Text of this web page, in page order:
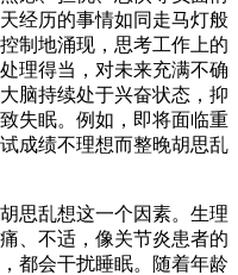
经历的事情如同走马灯般
制地涌现，思考工作上的
理得当，对未来充满不确
脑持续处于兴奋状态，抑
失眠。例如，即将面临重
成绩不理想而整晚胡思乱
乱想这一个因素。生理
、不适，像关节炎患者的
都会干扰睡眠。随着年龄